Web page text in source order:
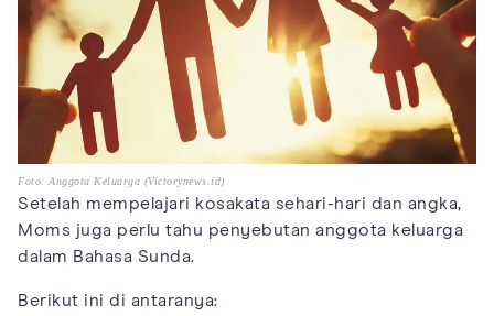
Foto: Anggota Keluarga (Victorynews.id)
Setelah mempelajari kosakata sehari-hari dan angka,
Moms juga perlu tahu penyebutan anggota keluarga
dalam Bahasa Sunda.
Berikut ini di antaranya: